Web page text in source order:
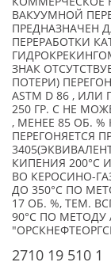
ВАКУУМНОЙ
ПРЕДНАЗНАЧЕН
ПЕРЕРАБОТКИ
ЗНАК
ПОТЕРИ)
ASTM D 86 ,
250 ГР. С НЕ
, МЕНЕЕ 85 ОБ.
ПЕРЕГОНЯЕТСЯ
КИПЕНИЯ 200°С
ВО КЕРОСИНО-
ДО 350°С ПО
17 ОБ. %, ТЕМ.
90°С ПО МЕТОДУ
2710 19 510 1